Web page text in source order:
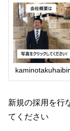
新規の採用を行
てください